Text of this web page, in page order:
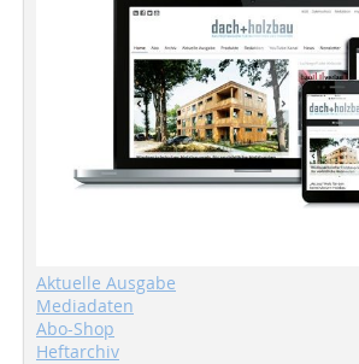
Aktuelle Ausgabe
Mediadaten
Abo-Shop
Heftarchiv